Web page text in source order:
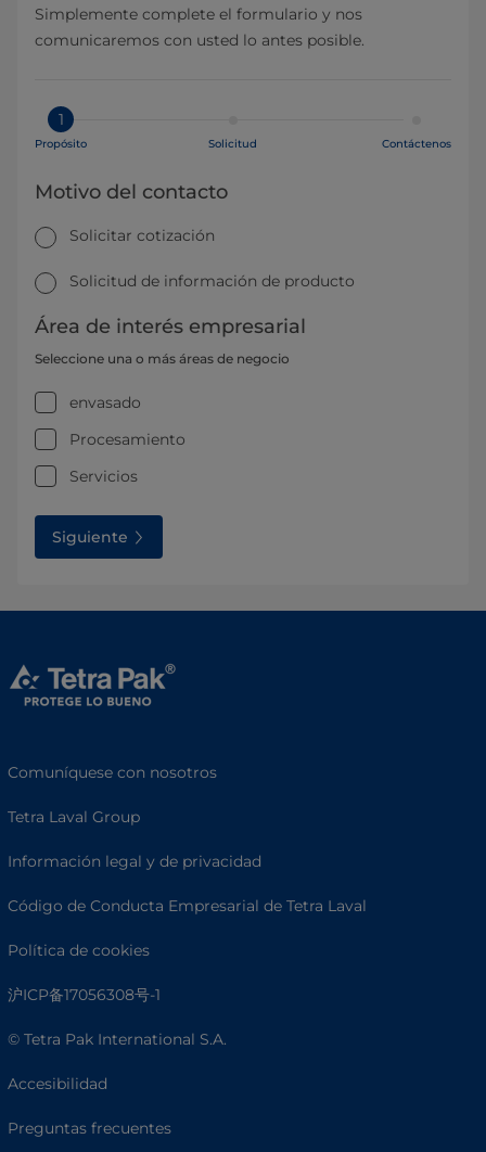
Simplemente complete el formulario y nos
comunicaremos con usted lo antes posible.
1
Propósito Solicitud Contáctenos
Motivo del contacto
Solicitar cotización
Solicitud de información de producto
Área de interés empresarial
Seleccione una o más áreas de negocio
envasado
Procesamiento
Servicios
Siguiente
Comuníquese con nosotros
Tetra Laval Group
Información legal y de privacidad
Código de Conducta Empresarial de Tetra Laval
Política de cookies
沪ICP备17056308号-1
© Tetra Pak International S.A.
Accesibilidad
Preguntas frecuentes